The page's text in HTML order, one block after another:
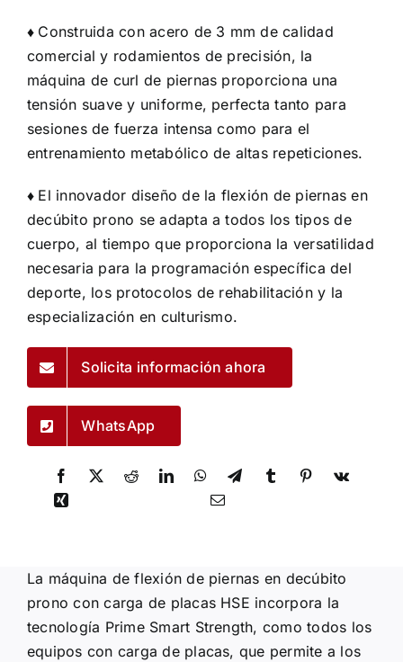
♦ Construida con acero de 3 mm de calidad
comercial y rodamientos de precisión, la
máquina de curl de piernas proporciona una
tensión suave y uniforme, perfecta tanto para
sesiones de fuerza intensa como para el
entrenamiento metabólico de altas repeticiones.
♦ El innovador diseño de la flexión de piernas en
decúbito prono se adapta a todos los tipos de
cuerpo, al tiempo que proporciona la versatilidad
necesaria para la programación específica del
deporte, los protocolos de rehabilitación y la
especialización en culturismo.
Solicita información ahora
WhatsApp
La máquina de flexión de piernas en decúbito
prono con carga de placas HSE incorpora la
tecnología Prime Smart Strength, como todos los
equipos con carga de placas, que permite a los